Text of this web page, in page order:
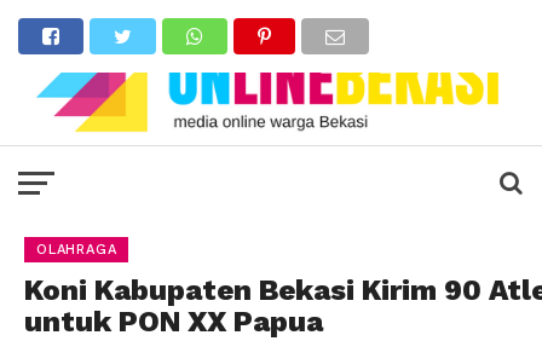
OLAHRAGA
Koni Kabupaten Bekasi Kirim 90
untuk PON XX Papua